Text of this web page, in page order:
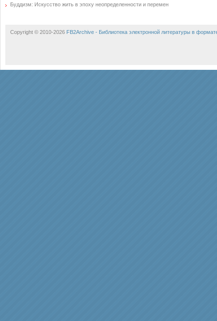
Буддизм: Искусство жить в эпоху неопределенности и перемен
Copyright © 2010-2026 FB2Archive - Библиотека электронной литературы в